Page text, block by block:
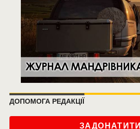
ДОПОМОГА РЕДАКЦІЇ
ЗАДОНАТИТИ